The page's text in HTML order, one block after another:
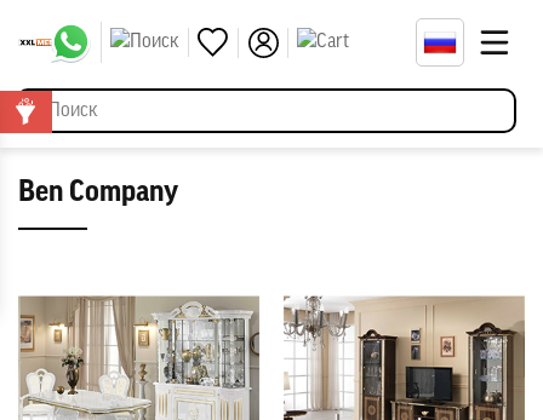
Ben Company